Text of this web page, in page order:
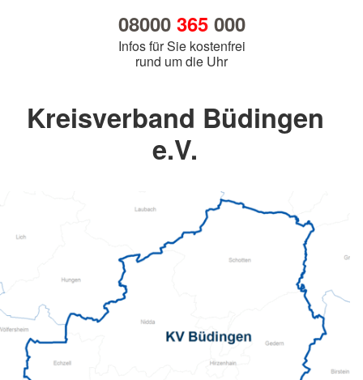
08000 365000
Infos für Sie kostenfrei
rund um die Uhr
Kreisverband Büdingen
e.V.